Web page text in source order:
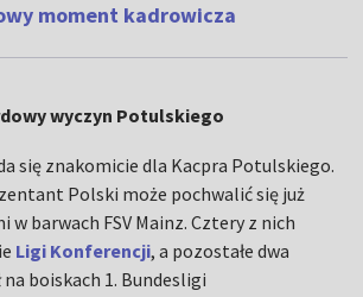
moment kadrowicza
wyczyn Potulskiego
się znakomicie dla Kacpra Potulskiego.
Polski może pochwalić się już
w barwach FSV Mainz. Cztery z nich
Ligi Konferencji, a pozostałe dwa
boiskach 1. Bundesligi